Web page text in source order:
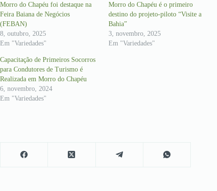
Morro do Chapéu foi destaque na
Feira Baiana de Negócios
(FEBAN)
8, outubro, 2025
Em "Variedades"
Morro do Chapéu é o primeiro
destino do projeto-piloto “Visite a
Bahia”
3, novembro, 2025
Em "Variedades"
Capacitação de Primeiros Socorros
para Condutores de Turismo é
Realizada em Morro do Chapéu
6, novembro, 2024
Em "Variedades"